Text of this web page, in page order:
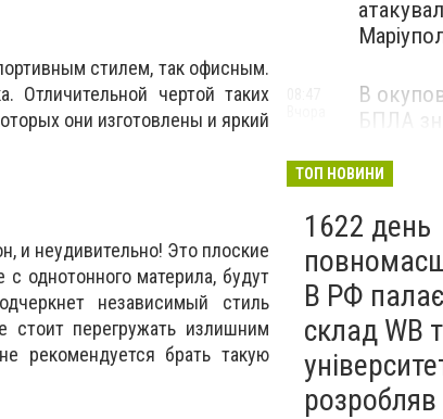
стилем, так офисным.
Отличительной чертой таких
они изготовлены и яркий
и неудивительно! Это плоские
однотонного материла, будут
независимый стиль
стоит перегружать излишним
рекомендуется брать такую
В
БПЛА
— ВІДЕО
ТОП НОВИНИ
1622 день
В РФ
склад WB